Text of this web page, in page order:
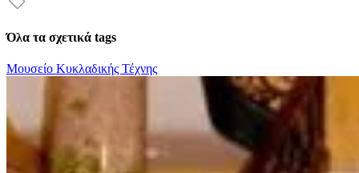
Όλα τα σχετικά tags
Μουσείο Κυκλαδικής Τέχνης